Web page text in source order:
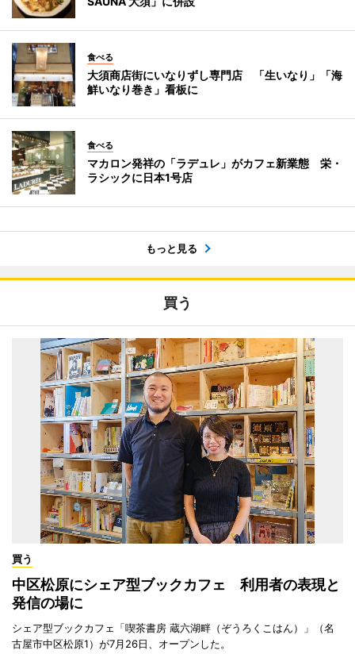
食べる
大須商店街にいなりずし専門店 「生いなり」「海
鮮いなり巻き」看板に
食べる
マカロン発祥の「ラデュレ」がカフェ新業態 栄・
ラシックに日本1号店
もっと見る
買う
買う
中区松原にシェア型ブックカフェ 利用者の表現と
発信の場に
シェア型ブックカフェ「喫茶書房 蔵六湖畔（ぞうろくこはん）」（名
古屋市中区松原1）が7月26日、オープンした。